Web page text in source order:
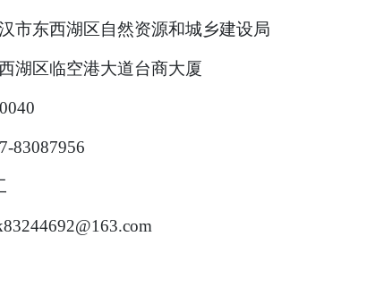
市东西湖区自然资源和城乡建设局
湖区临空港大道台商大厦
83087956